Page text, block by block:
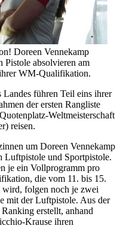
Doreen Vennekamp
Pistole absolvieren am
WM-Qualifikation.
Landes führen Teil eins ihrer
der ersten Rangliste
Weltmeisterschaft
reisen.
um Doreen Vennekamp
und Sportpistole.
je ein Vollprogramm pro
die vom 11. bis 15.
wird, folgen noch je zwei
mit der Luftpistole. Aus der
erstellt, anhand
Krause ihren